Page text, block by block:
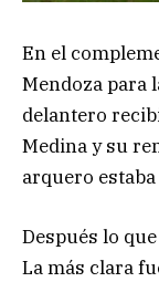
En el
Mendoza para
delantero
Medina y su
arquero
Después lo
La más clara